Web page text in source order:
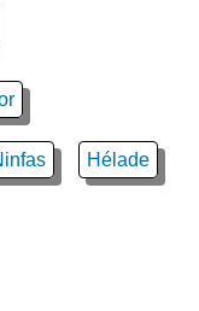
Hélade